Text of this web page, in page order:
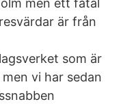
men ett fåtal
är från
som är
vi har sedan